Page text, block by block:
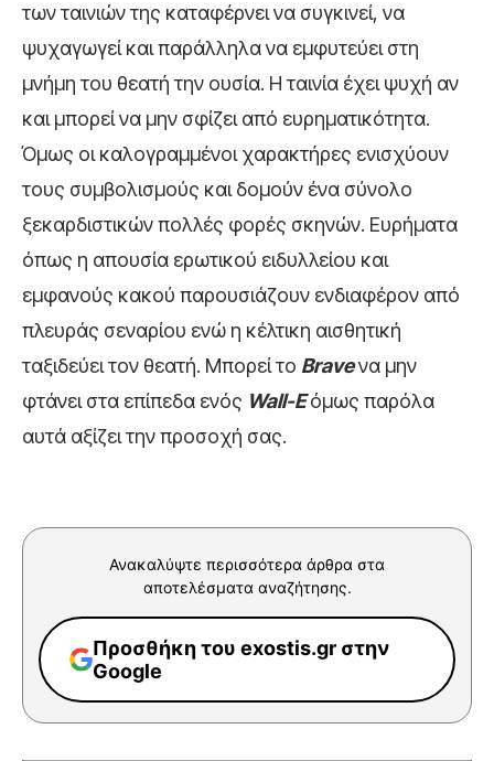
των ταινιών της καταφέρνει να συγκινεί, να
ψυχαγωγεί και παράλληλα να εμφυτεύει στη
μνήμη του θεατή την ουσία. Η ταινία έχει ψυχή αν
και μπορεί να μην σφίζει από ευρηματικότητα.
Όμως οι καλογραμμένοι χαρακτήρες ενισχύουν
τους συμβολισμούς και δομούν ένα σύνολο
ξεκαρδιστικών πολλές φορές σκηνών. Ευρήματα
όπως η απουσία ερωτικού ειδυλλείου και
εμφανούς κακού παρουσιάζουν ενδιαφέρον από
πλευράς σεναρίου ενώ η κέλτικη αισθητική
ταξιδεύει τον θεατή. Μπορεί το Braveνα μην
φτάνει στα επίπεδα ενός Wall-Eόμως παρόλα
αυτά αξίζει την προσοχή σας.
Ανακαλύψτε περισσότερα άρθρα στα
αποτελέσματα αναζήτησης.
Προσθήκη του exostis.gr στην
Google